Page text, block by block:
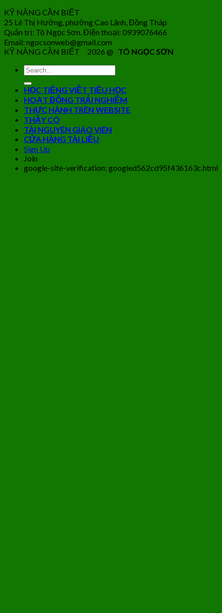
KỸ NĂNG CẦN BIẾT
25 Lê Thị Hường, phường Cao Lãnh, Đồng Tháp
Quản trị: Tô Ngọc Sơn. Điện thoại: 0939076466
Email: ngocsonweb@gmail.com
KỸ NĂNG CẦN BIẾT 2026 @ TÔ NGỌC SƠN
HỌC TIẾNG VIỆT TIỂU HỌC
HOẠT ĐỘNG TRẢI NGHIỆM
THỰC HÀNH TRÊN WEBSITE
THẦY CÔ
TÀI NGUYÊN GIÁO VIÊN
CỬA HÀNG TÀI LIỆU
Sign Up
Join
google-site-verification: googled562cd95f436163c.html